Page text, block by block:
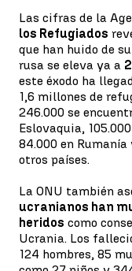
Las cifras de la
los Refugiados
que han huido de
rusa se eleva ya a
este éxodo ha
1,6 millones de
246.000 se
Eslovaquia,
84.000 en
otros países.
La ONU también
ucranianos han
heridos como
Ucrania. Los
124 hombres, 85